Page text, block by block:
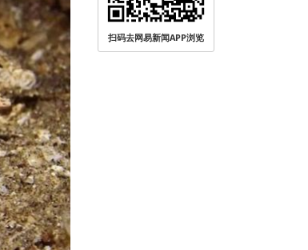
扫码去网易新闻APP浏览